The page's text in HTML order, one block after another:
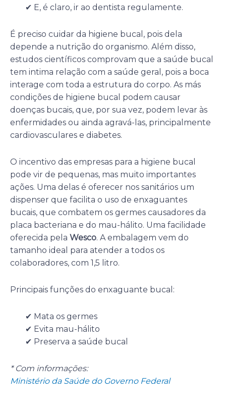
✔ E, é claro, ir ao dentista regulamente.
É preciso cuidar da higiene bucal, pois dela
depende a nutrição do organismo. Além disso,
estudos científicos comprovam que a saúde bucal
tem intima relação com a saúde geral, pois a boca
interage com toda a estrutura do corpo. As más
condições de higiene bucal podem causar
doenças bucais, que, por sua vez, podem levar às
enfermidades ou ainda agravá-las, principalmente
cardiovasculares e diabetes.
O incentivo das empresas para a higiene bucal
pode vir de pequenas, mas muito importantes
ações. Uma delas é oferecer nos sanitários um
dispenser que facilita o uso de enxaguantes
bucais, que combatem os germes causadores da
placa bacteriana e do mau-hálito. Uma facilidade
oferecida pela Wesco. A embalagem vem do
tamanho ideal para atender a todos os
colaboradores, com 1,5 litro.
Principais funções do enxaguante bucal:
✔ Mata os germes
✔ Evita mau-hálito
✔ Preserva a saúde bucal
* Com informações:
Ministério da Saúde do Governo Federal